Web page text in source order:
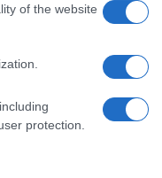
of the website
protection.
una
vita